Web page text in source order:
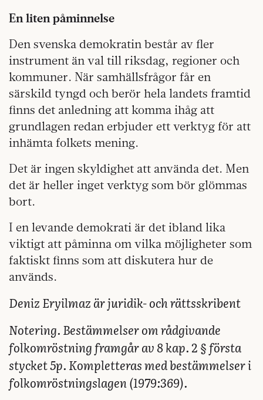
En liten påminnelse
Den svenska demokratin består av fler
instrument än val till riksdag, regioner och
kommuner. När samhällsfrågor får en
särskild tyngd och berör hela landets framtid
finns det anledning att komma ihåg att
grundlagen redan erbjuder ett verktyg för att
inhämta folkets mening.
Det är ingen skyldighet att använda det. Men
det är heller inget verktyg som bör glömmas
bort.
I en levande demokrati är det ibland lika
viktigt att påminna om vilka möjligheter som
faktiskt finns som att diskutera hur de
används.
Deniz Eryilmaz är juridik- och rättsskribent
Notering. Bestämmelser om rådgivande
folkomröstning framgår av 8 kap. 2 § första
stycket 5p. Kompletteras med bestämmelser i
folkomröstningslagen (1979:369).